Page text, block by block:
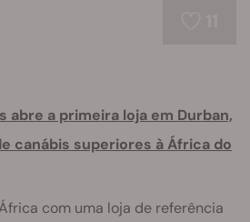
abre a primeira loja em Durban,
canábis superiores à África do
com uma loja de referência